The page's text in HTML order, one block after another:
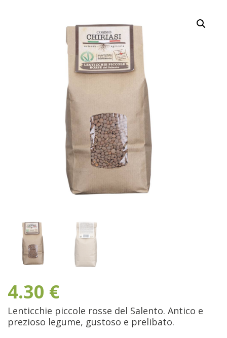
4.30 €
Lenticchie piccole rosse del Salento. Antico e
prezioso legume, gustoso e prelibato.